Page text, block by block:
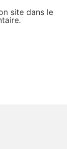
site dans le